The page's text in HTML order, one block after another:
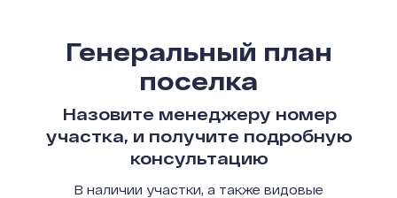
Генеральный план
поселка
Назовите менеджеру номер
участка, и получите подробную
консультацию
В наличии участки, а также видовые